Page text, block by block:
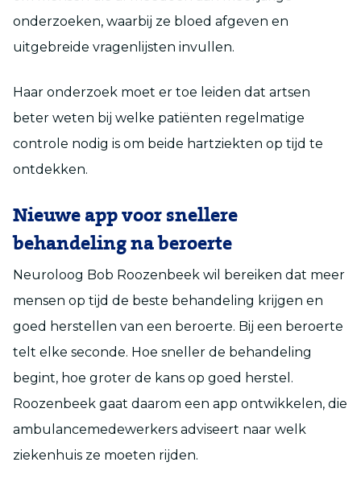
onderzoeken, waarbij ze bloed afgeven en
uitgebreide vragenlijsten invullen.
Haar onderzoek moet er toe leiden dat artsen
beter weten bij welke patiënten regelmatige
controle nodig is om beide hartziekten op tijd te
ontdekken.
Nieuwe app voor snellere
behandeling na beroerte
Neuroloog Bob Roozenbeek wil bereiken dat meer
mensen op tijd de beste behandeling krijgen en
goed herstellen van een beroerte. Bij een beroerte
telt elke seconde. Hoe sneller de behandeling
begint, hoe groter de kans op goed herstel.
Roozenbeek gaat daarom een app ontwikkelen, die
ambulancemedewerkers adviseert naar welk
ziekenhuis ze moeten rijden.